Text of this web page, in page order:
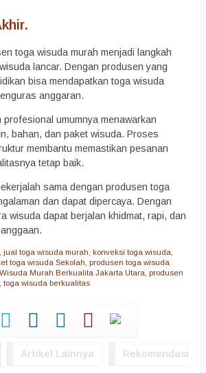
toga wisuda murah menjadi langkah
lancar. Dengan produsen yang
bisa mendapatkan toga wisuda
anggaran.
umumnya menawarkan
bahan, dan paket wisuda. Proses
membantu memastikan pesanan
tetap baik.
sama dengan produsen toga
dan dapat dipercaya. Dengan
wisuda dapat berjalan khidmat, rapi, dan
jual toga wisuda murah konveksi toga wisuda
toga wisuda Sekolah produsen toga wisuda
Murah Berkualita Jakarta Utara produsen
toga wisuda berkualitas
Artikel Lainnya Rekomendasi